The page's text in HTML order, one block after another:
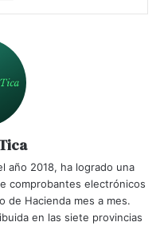
año 2018, ha logrado una
comprobantes electrónicos
de Hacienda mes a mes.
en las siete provincias